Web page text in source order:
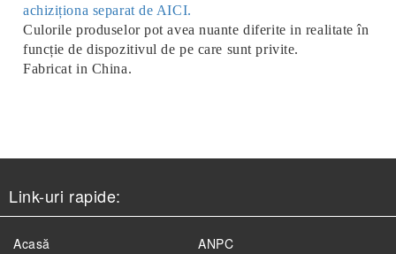
achiziționa separat de AICI.
Culorile produselor pot avea nuante diferite in realitate în
funcție de dispozitivul de pe care sunt privite.
Fabricat in China.
Link-uri rapide:
Acasă
ANPC